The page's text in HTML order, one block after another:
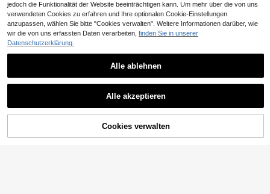
ZUM WARENKORB HINZUFÜGEN
jedoch die Funktionalität der Website beeinträchtigen kann. Um mehr über die von uns
verwendeten Cookies zu erfahren und Ihre optionalen Cookie-Einstellungen
anzupassen, wählen Sie bitte "Cookies verwalten". Weitere Informationen darüber, wie
wir die von uns erfassten Daten verarbeiten, finden Sie in unserer
Datenschutzerklärung.
Alle ablehnen
Alle akzeptieren
Cookies verwalten